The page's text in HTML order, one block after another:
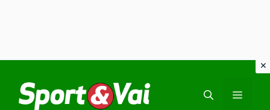
contenuto